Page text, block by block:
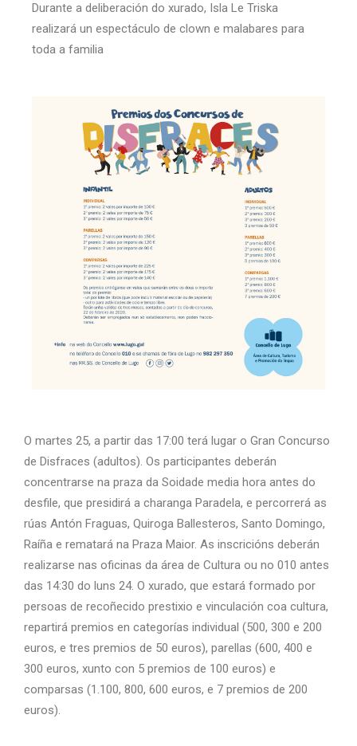
Durante a deliberación do xurado, Isla Le Triska
realizará un espectáculo de clown e malabares para
toda a familia
O martes 25, a partir das 17:00 terá lugar o Gran Concurso
de Disfraces (adultos). Os participantes deberán
concentrarse na praza da Soidade media hora antes do
desfile, que presidirá a charanga Paradela, e percorrerá as
rúas Antón Fraguas, Quiroga Ballesteros, Santo Domingo,
Raíña e rematará na Praza Maior. As inscricións deberán
realizarse nas oficinas da área de Cultura ou no 010 antes
das 14:30 do luns 24. O xurado, que estará formado por
persoas de recoñecido prestixio e vinculación coa cultura,
repartirá premios en categorías individual (500, 300 e 200
euros, e tres premios de 50 euros), parellas (600, 400 e
300 euros, xunto con 5 premios de 100 euros) e
comparsas (1.100, 800, 600 euros, e 7 premios de 200
euros).